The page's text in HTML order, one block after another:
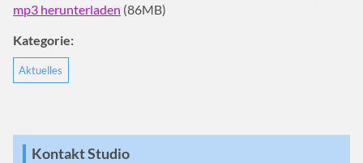
mp3 herunterladen (86MB)
Kategorie:
Aktuelles
Kontakt Studio